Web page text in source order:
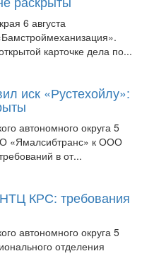
6 августа
карточке дела по...
иск «Рустехойлу»:
автономного округа 5
«Ямалсибтранс» к ООО
в от...
КРС: требования
автономного округа 5
отделения
«НТЦ КРС». Сум...